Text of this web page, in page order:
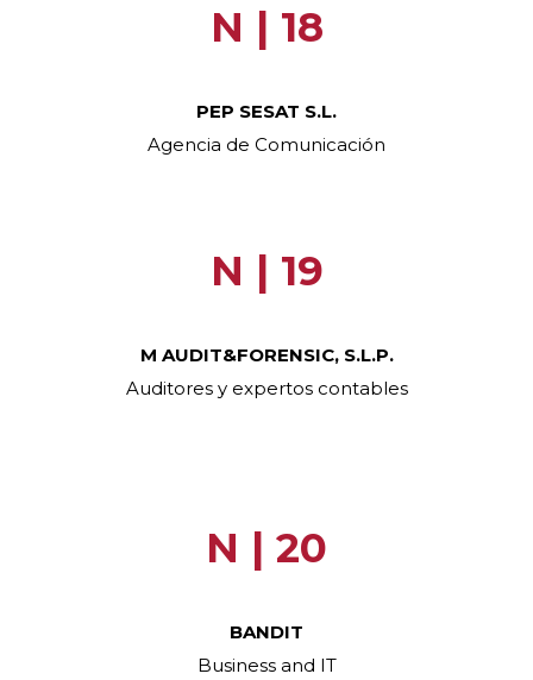
N | 18
PEP SESAT S.L.
Agencia de Comunicación
N | 19
M AUDIT&FORENSIC, S.L.P.
Auditores y expertos contables
N | 20
BANDIT
Business and IT